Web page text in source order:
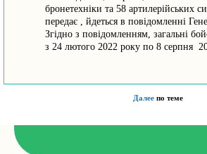
бронетехніки та 58 артилерійських
передає , йдеться в повідомленні
Згідно з повідомленням, загальні
з 24 лютого 2022 року по 8 серпня
Далеепо теме